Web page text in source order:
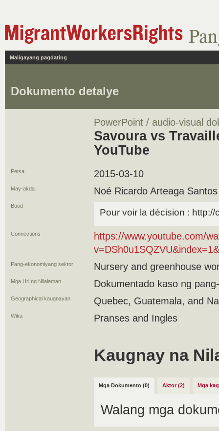
Maligayang pagdating
Dokumento detalye
PowerPoint / audio-visual
Savoura vs
YouTube
Petsa 2015-03-10
May-akda Noé Ricardo Arteaga Santos
Buod
Pour voir la décision : http://
Connections
https://www.youtube.com/
Pang-ekonomiyang sektor Nursery and greenhouse
Mga Uri ng Nilalaman Dokumentado kaso ng
Geographical kaugnayan Quebec, Guatemala, and
Wika Pranses and Ingles
Kaugnay na
Mga Dokumento (0) Aktor (2) Mga
Walang mga